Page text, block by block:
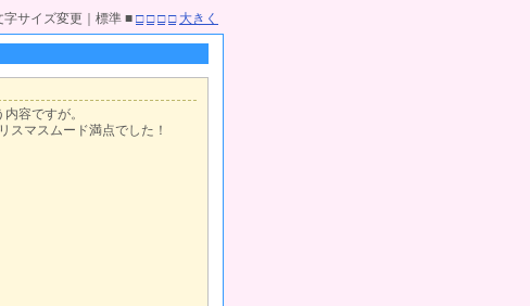
字サイズ変更｜標準 ■ □ □ □ □ 大きく
容ですが。
スマスムード満点でした！